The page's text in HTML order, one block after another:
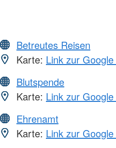
Betreutes Reisen
Karte: Link zur
Blutspende
Karte: Link zur
Ehrenamt
Karte: Link zur